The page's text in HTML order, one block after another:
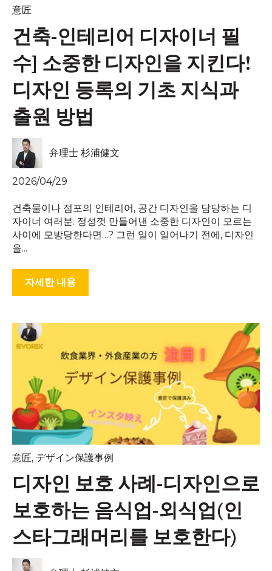
意匠
건축-인테리어 디자이너 필
수] 소중한 디자인을 지킨다!
디자인 등록의 기초 지식과
출원 방법
弁理士 杉浦健文
2026/04/29
건축물이나 점포의 인테리어, 공간 디자인을 담당하는 디
자이너 여러분. 정성껏 만들어낸 소중한 디자인이 모르는
사이에 모방당한다면…? 그런 일이 일어나기 전에, 디자인
을...
자세한 내용
意匠, デザイン保護事例
디자인 보호 사례-디자인으로
보호하는 음식업-외식업(인
스타그래머리를 보호한다)